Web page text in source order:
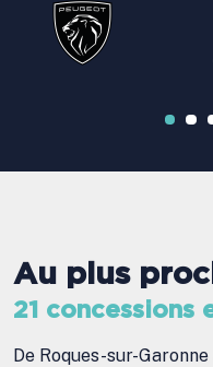
Au plus
21 concessions
De Roques-sur-